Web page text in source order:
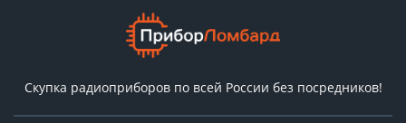
Скупка радиоприборов по всей России без посредников!